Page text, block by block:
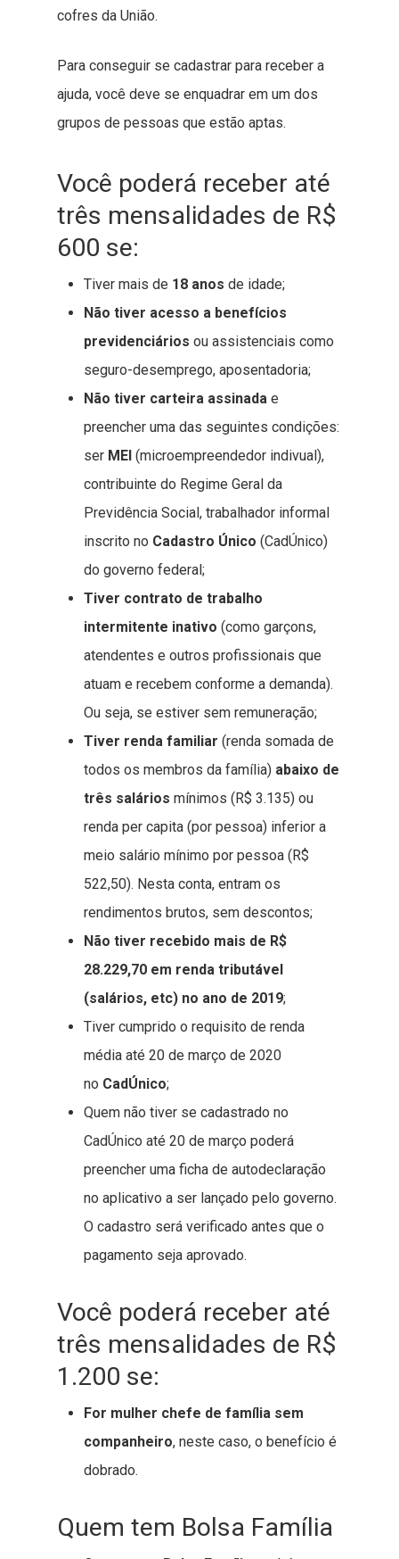
cofres da União.
Para conseguir se cadastrar para receber a
ajuda, você deve se enquadrar em um dos
grupos de pessoas que estão aptas.
Você poderá receber até
três mensalidades de R$
600 se:
Tiver mais de 18 anos de idade;
Não tiver acesso a benefícios
previdenciários ou assistenciais como
seguro-desemprego, aposentadoria;
Não tiver carteira assinada e
preencher uma das seguintes condições:
ser MEI (microempreendedor indivual),
contribuinte do Regime Geral da
Previdência Social, trabalhador informal
inscrito no Cadastro Único (CadÚnico)
do governo federal;
Tiver contrato de trabalho
intermitente inativo (como garçons,
atendentes e outros profissionais que
atuam e recebem conforme a demanda).
Ou seja, se estiver sem remuneração;
Tiver renda familiar (renda somada de
todos os membros da família) abaixo de
três salários mínimos (R$ 3.135) ou
renda per capita (por pessoa) inferior a
meio salário mínimo por pessoa (R$
522,50). Nesta conta, entram os
rendimentos brutos, sem descontos;
Não tiver recebido mais de R$
28.229,70 em renda tributável
(salários, etc) no ano de 2019;
Tiver cumprido o requisito de renda
média até 20 de março de 2020
no CadÚnico;
Quem não tiver se cadastrado no
CadÚnico até 20 de março poderá
preencher uma ficha de autodeclaração
no aplicativo a ser lançado pelo governo.
O cadastro será verificado antes que o
pagamento seja aprovado.
Você poderá receber até
três mensalidades de R$
1.200 se:
For mulher chefe de família sem
companheiro, neste caso, o benefício é
dobrado.
Quem tem Bolsa Família